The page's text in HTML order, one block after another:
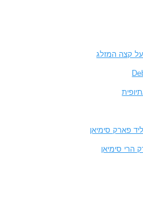
על קצה המזלג
פארק סימיאן
הרי סימיאן